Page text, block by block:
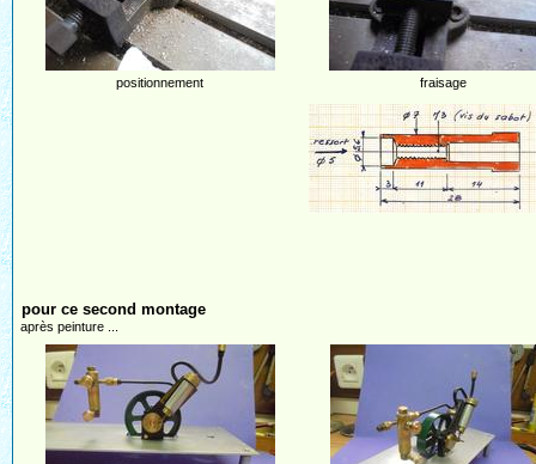
positionnement fraisage
pour ce second montage
après peinture ...